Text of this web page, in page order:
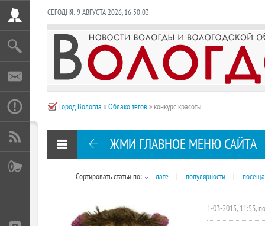
СЕГОДНЯ:9 АВГУСТА 2026,16:50:03
Город Вологда »Облако тегов » конкурс красоты
ЖМИ ГЛАВНОЕ МЕНЮ САЙТА
Сортировать статьи по: дате | популярности |
1-03-2015, 11:53,